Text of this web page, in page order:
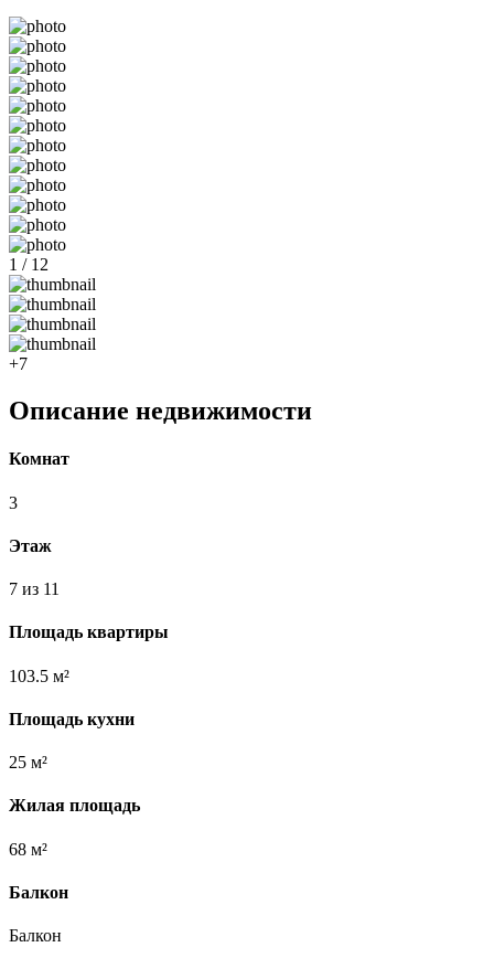
1 / 12
+7
Описание недвижимости
Комнат
3
Этаж
7 из 11
Площадь квартиры
103.5 м²
Площадь кухни
25 м²
Жилая площадь
68 м²
Балкон
Балкон